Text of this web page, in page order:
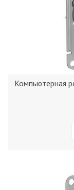
Компьютерная